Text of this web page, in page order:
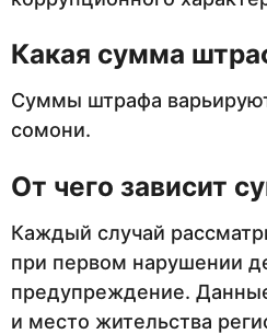
Какая сумма
Суммы штрафа
сомони.
От чего зависит
Каждый случай
при первом нарушении
предупреждение.
и место жительства